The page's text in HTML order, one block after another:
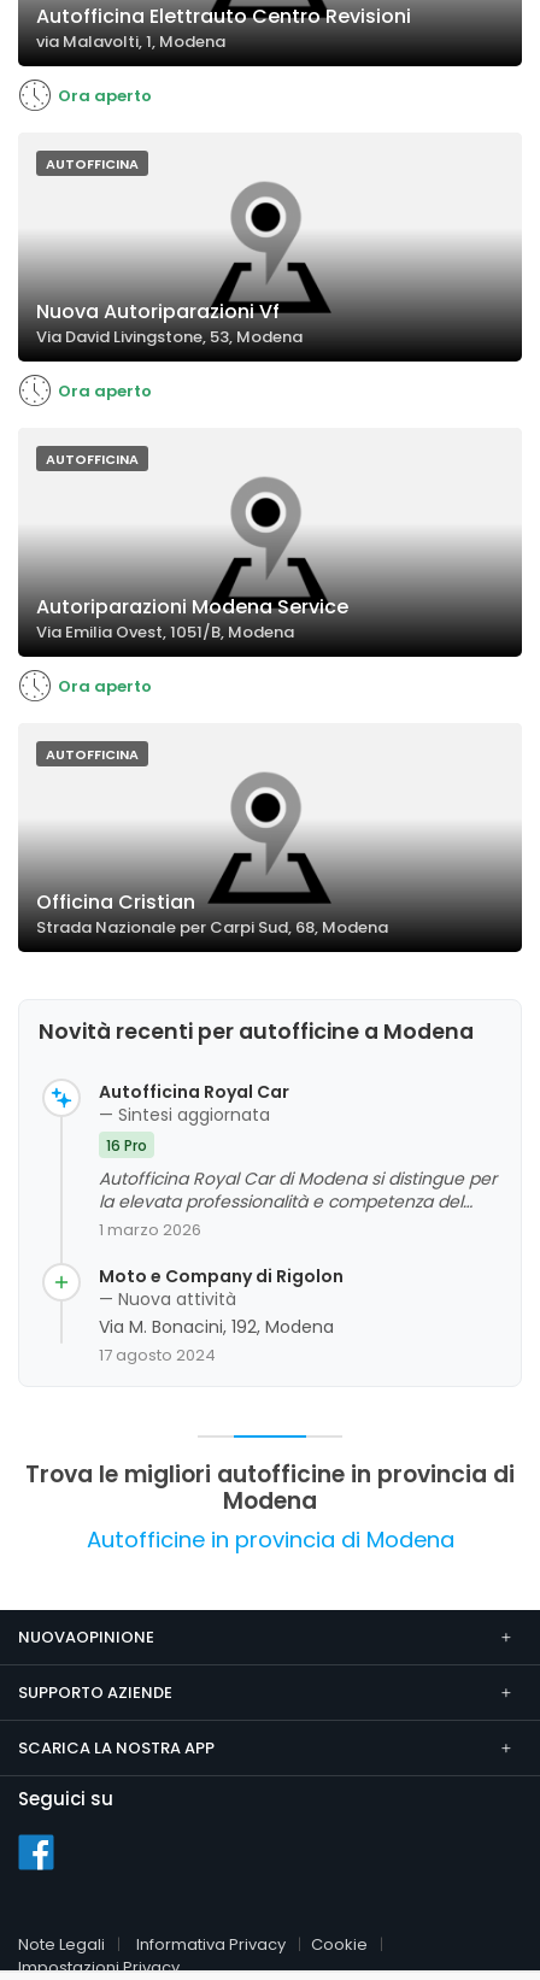
Autofficina Elettrauto Centro Revisioni
via Malavolti, 1, Modena
Ora aperto
AUTOFFICINA
Nuova Autoriparazioni Vf
Via David Livingstone, 53, Modena
Ora aperto
AUTOFFICINA
Autoriparazioni Modena Service
Via Emilia Ovest, 1051/B, Modena
Ora aperto
AUTOFFICINA
Officina Cristian
Strada Nazionale per Carpi Sud, 68, Modena
Novità recenti per autofficine a Modena
Autofficina Royal Car
— Sintesi aggiornata
16 Pro
Autofficina Royal Car di Modena si distingue per
la elevata professionalità e competenza del
personale, che si manifesta in interventi rapidi,
particolarmente la cortesia, la disponibilità e la
capacità di individuare e risolvere rapidamente i
problemi tecnici, anche su veicoli di alta gamma
come Jaguar e Mercedes. La cura dell'officina e
l'onestà percepita contribuiscono a un giudizio
1 marzo 2026
Moto e Company di Rigolon
— Nuova attività
Via M. Bonacini, 192, Modena
17 agosto 2024
Trova le migliori autofficine in provincia di
Modena
Autofficine in provincia di Modena
NUOVAOPINIONE
SUPPORTO AZIENDE
SCARICA LA NOSTRA APP
Seguici su
Note Legali Informativa Privacy
Cookie
Impostazioni Privacy